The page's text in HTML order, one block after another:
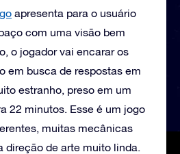
apresenta para o usuário
com uma visão bem
o jogador vai encarar os
em busca de respostas em
estranho, preso em um
22 minutos. Esse é um jogo
muitas mecânicas
direção de arte muito linda.